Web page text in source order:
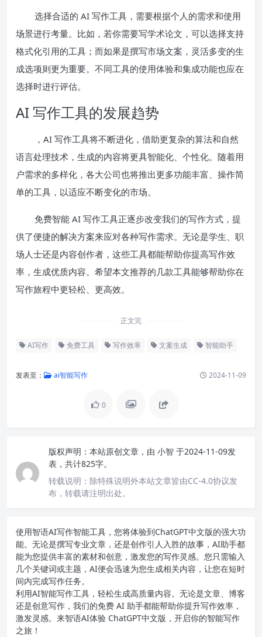
选择合适的 AI 写作工具，需要根据个人的需求和使用
场景进行考量。比如，若你需要写学术论文，可以选择支持
格式化引用的工具；而如果是撰写市场文案，灵活多变的生
成选项则更为重要。不同工具的使用体验和集成功能也应在
选择时进行评估。
AI 写作工具的发展趋势
，AI 写作工具将不断进化，借助更复杂的算法和自然
语言处理技术，生成的内容将更具智能化、个性化。随着用
户需求的多样化，各大公司也将推出更多功能丰富、操作简
单的工具，以适应不断变化的市场。
免费智能 AI 写作工具正逐步改变我们的写作方式，提
供了便捷的解决方案来应对各种写作需求。无论是学生、职
场人士还是内容创作者，这些工具都能帮助你提高写作效
率，生成优质内容。希望本文推荐的几款工具能够帮助你在
写作旅程中更轻松、更高效。
正文完
AI写作 免费工具 写作效率 文案生成 智能助手
发表至： ai智能写作 2024-11-09
0
版权声明： 本站原创文章，由 小智 于2024-11-09发
表，共计825字。
转载说明： 除特殊说明外本站文章皆由CC-4.0协议发
布，转载请注明出处。
使用智语AI写作智能工具，您将体验到ChatGPT中文版的强大功
能。无论是撰写专业文章，还是创作引人入胜的故事，AI助手都
能为您提供丰富的素材和创意，激发您的写作灵感。您只需输入
几个关键词或主题，AI便会迅速为您生成相关内容，让您在短时
间内完成写作任务。
利用AI智能写作工具，轻松生成高质量内容。无论是文章、博客
还是创意写作，我们的免费 AI 助手都能帮助你提升写作效率，
激发灵感。来智语AI体验 ChatGPT中文版 ，开启你的智能写作
之旅！